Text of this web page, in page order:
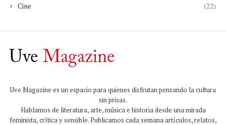
Cine
(22)
Uve Magazine es un espacio para quienes disfrutan pensando la cultura
sin prisas.
Hablamos de literatura, arte, música e historia desde una mirada
feminista, crítica y sensible. Publicamos cada semana artículos, relatos,